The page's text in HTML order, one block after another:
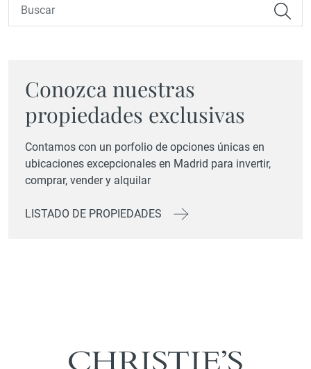
Conozca nuestras
propiedades exclusivas
Contamos con un porfolio de opciones únicas en
ubicaciones excepcionales en Madrid para invertir,
comprar, vender y alquilar
LISTADO DE PROPIEDADES